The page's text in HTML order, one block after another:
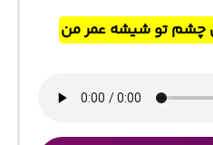
چشم تو شیشه عمر من